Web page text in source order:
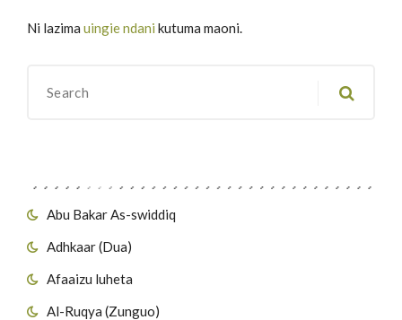
Abu Bakar As-swiddiq
Adhkaar (Dua)
Afaaizu luheta
Al-Ruqya (Zunguo)
Ni lazima uingie ndani kutuma maoni.